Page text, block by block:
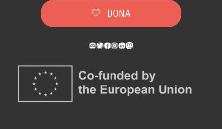
🤍 DONA
MailTwitter
Facebook
Instagram
LinkedIn
Mastodon